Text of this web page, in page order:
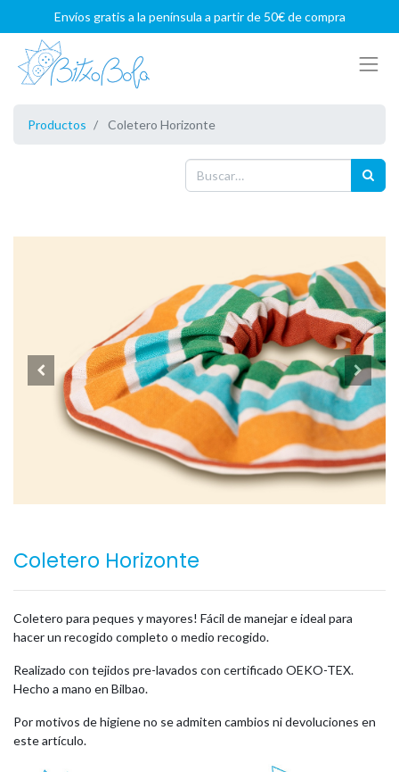
Envíos gratis a la península a partir de 50€ de compra
Productos Coletero Horizonte
Coletero Horizonte
Coletero para peques y mayores! Fácil de manejar e ideal para
hacer un recogido completo o medio recogido.
Realizado con tejidos pre-lavados con certificado OEKO-TEX.
Hecho a mano en Bilbao.
Por motivos de higiene no se admiten cambios ni devoluciones en
este artículo.